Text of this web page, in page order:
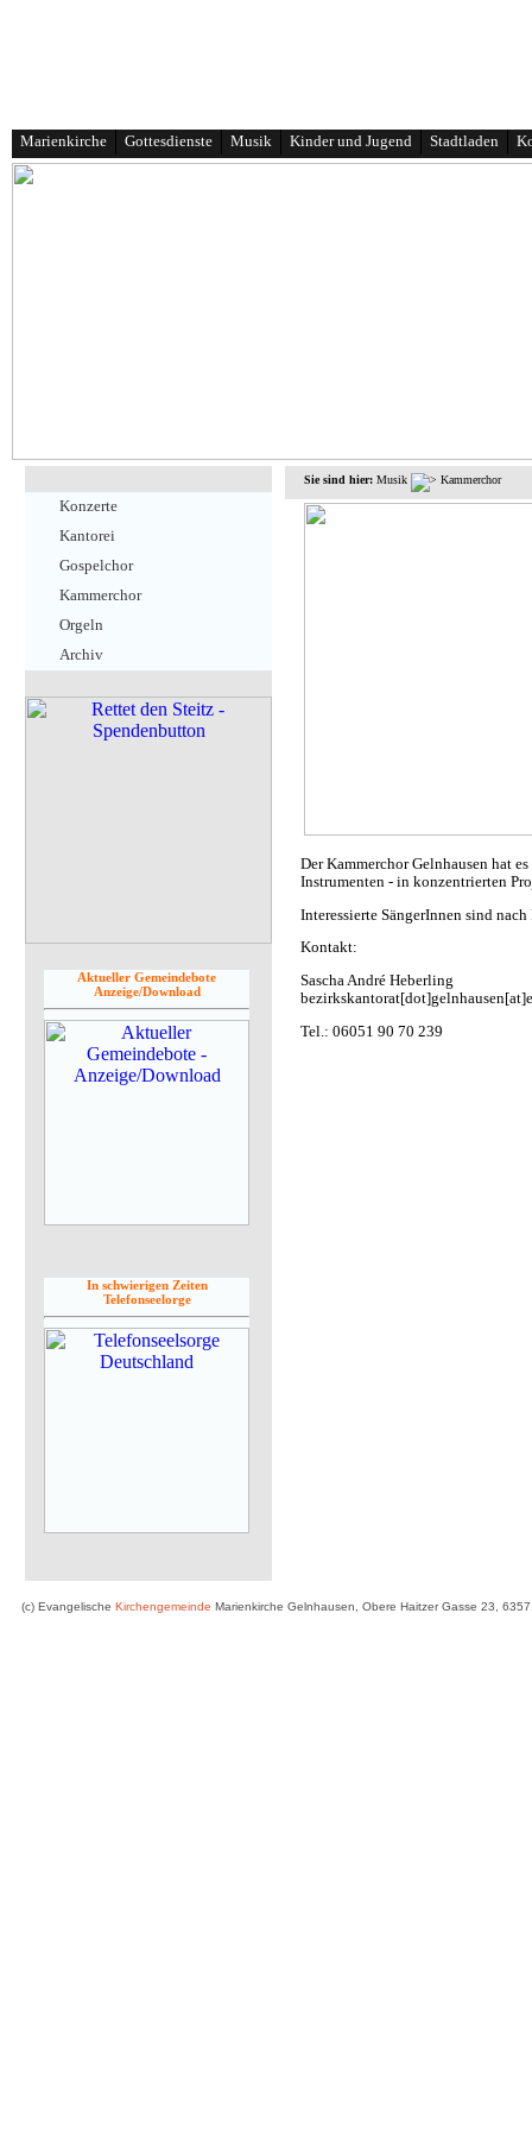
Marienkirche Gottesdienste Musik Kinder und Jugend Stadtladen
Konzerte
Kantorei
Gospelchor
Kammerchor
Orgeln
Archiv
Aktueller Gemeindebote
Anzeige/Download
In schwierigen Zeiten
Telefonseelorge
Sie sind hier: Musik Kammerchor
Der Kammerchor Gelnhausen hat
Instrumenten - in konzentrierten
Interessierte SängerInnen sind
Kontakt:
Sascha André Heberling
Tel.: 06051 90 70 239
(c) Evangelische Kirchengemeinde Marienkirche Gelnhausen, Obere Haitzer Gasse 23,